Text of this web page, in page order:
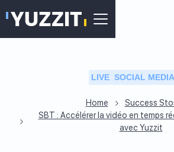
LIVE SOCIAL MEDIA
Home
Success
SBT : Accélérer la vidéo en temps
avec Yuzzit